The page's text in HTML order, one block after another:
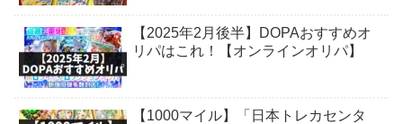
【2025年2月後半】DOPAおすすめオ
リパはこれ！【オンラインオリパ】
【1000マイル】「日本トレカセンタ